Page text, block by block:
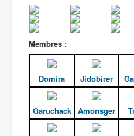
Membres :
Domira Jidobirer
Garuchack Amonsger